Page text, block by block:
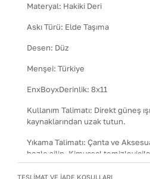
Materyal: Hakiki Deri
Askı Türü: Elde Taşıma
Desen: Düz
Menşei:Türkiye
EnxBoyxDerinlik:8x11
Kullanım Talimatı: Direkt güneş
kaynaklarından uzak tutun.
Yıkama Talimatı:Çanta ve
bezle silin. Kimyasal
Temizlik sonrası doğrudan
oda sıcaklığında kurutun.
TESLİMAT VE İADE KOŞULLARI